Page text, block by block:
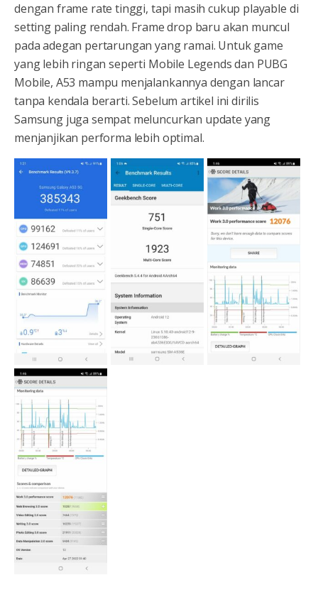
dengan frame rate tinggi, tapi masih cukup playable di
setting paling rendah. Frame drop baru akan muncul
pada adegan pertarungan yang ramai. Untuk game
yang lebih ringan seperti Mobile Legends dan PUBG
Mobile, A53 mampu menjalankannya dengan lancar
tanpa kendala berarti. Sebelum artikel ini dirilis
Samsung juga sempat meluncurkan update yang
menjanjikan performa lebih optimal.